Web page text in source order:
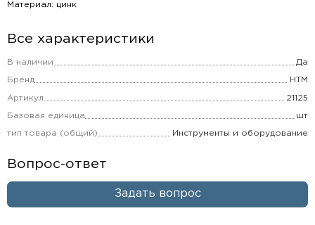
Материал: цинк
Все характеристики
В наличии Да
Бренд НТМ
Артикул 21125
Базовая единица шт
тип товара (общий) Инструменты и оборудование
Вопрос-ответ
Задать вопрос